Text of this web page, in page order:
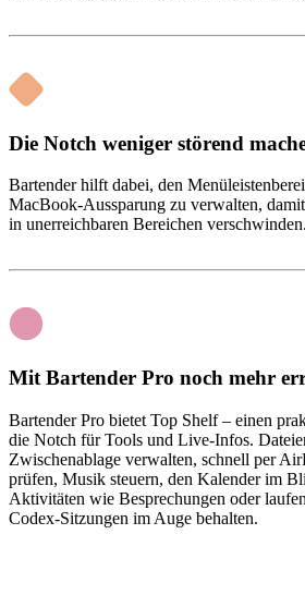
Die Notch weniger störend
Bartender hilft dabei, den
MacBook-Aussparung zu verwalten,
in unerreichbaren Bereichen verschwinden.
Mit Bartender Pro noch mehr
Bartender Pro bietet Top Shelf – einen
die Notch für Tools und Live-Infos.
Zwischenablage verwalten, schnell per
prüfen, Musik steuern, den Kalender im
Aktivitäten wie Besprechungen oder
Codex-Sitzungen im Auge behalten.